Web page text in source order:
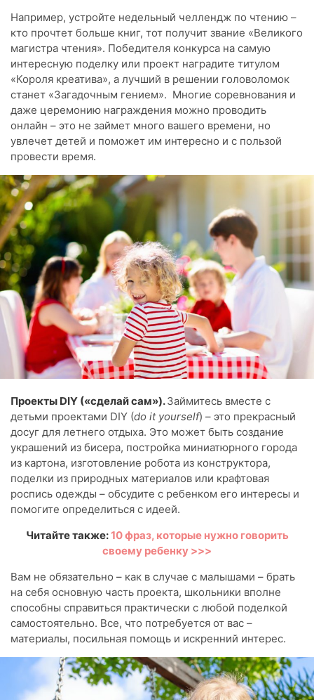
Например, устройте недельный челлендж по чтению –
кто прочтет больше книг, тот получит звание «Великого
магистра чтения». Победителя конкурса на самую
интересную поделку или проект наградите титулом
«Короля креатива», а лучший в решении головоломок
станет «Загадочным гением». Многие соревнования и
даже церемонию награждения можно проводить
онлайн – это не займет много вашего времени, но
увлечет детей и поможет им интересно и с пользой
провести время.
Проекты DIY («сделай сам»).Займитесь вместе с
детьми проектами DIY (do it yourself) – это прекрасный
досуг для летнего отдыха. Это может быть создание
украшений из бисера, постройка миниатюрного города
из картона, изготовление робота из конструктора,
поделки из природных материалов или крафтовая
роспись одежды – обсудите с ребенком его интересы и
помогите определиться с идеей.
Читайте также:10 фраз, которые нужно говорить
своему ребенку >>>
Вам не обязательно – как в случае с малышами – брать
на себя основную часть проекта, школьники вполне
способны справиться практически с любой поделкой
самостоятельно. Все, что потребуется от вас –
материалы, посильная помощь и искренний интерес.